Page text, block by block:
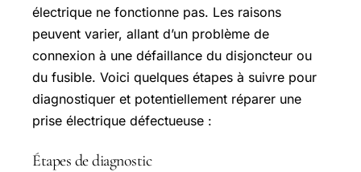
électrique ne fonctionne pas. Les raisons
peuvent varier, allant d’un problème de
connexion à une défaillance du disjoncteur ou
du fusible. Voici quelques étapes à suivre pour
diagnostiquer et potentiellement réparer une
prise électrique défectueuse :
Étapes de diagnostic